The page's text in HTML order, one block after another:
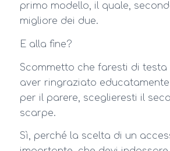
primo modello, il quale,
migliore dei due.
E alla fine?
Scommetto che faresti di
aver ringraziato
per il parere, sceglieresti il
scarpe.
Sì, perché la scelta di un